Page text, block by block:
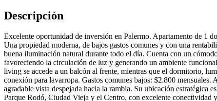
Descripción
Excelente oportunidad de inversión en Palermo. Apartamento de 1
Una propiedad moderna, de bajos gastos comunes y con una
buena iluminación natural durante todo el día. Cuenta con un
favoreciendo la circulación de luz y generando un ambiente
living se accede a un balcón al frente, mientras que el dormitorio,
conexión para lavarropa. Gastos comunes bajos: $2.800
agradable vista despejada hacia la rambla. Su ubicación estratégica
Parque Rodó, Ciudad Vieja y el Centro, con excelente conectividad